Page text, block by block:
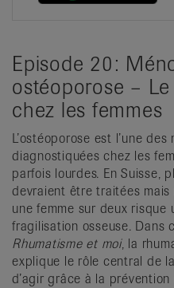
Episode 20:
ostéoporose –
chez les femmes
L’ostéoporose est l’une
diagnostiquées chez les
parfois lourdes. En Suisse,
devraient être traitées mais
une femme sur deux
fragilisation osseuse. Dans
Rhumatisme et moi, la
explique le rôle central de
d’agir grâce à la